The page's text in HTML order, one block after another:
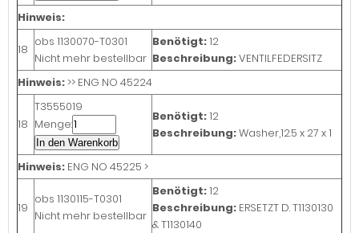
Hinweis:
18
obs 1130070-T0301
Nicht mehr bestellbar
Benötigt:12
Beschreibung:VENTILFEDERSITZ
Hinweis:>> ENG NO 45224
18
T3555019
Menge:
In den Warenkorb
Benötigt:12
Beschreibung:Washer,12.5 x 27 x 1
Hinweis: ENG NO 45225 >
19
obs 1130115-T0301
Nicht mehr bestellbar
Benötigt:12
Beschreibung: ERSETZT D. T1130130
& T1130140